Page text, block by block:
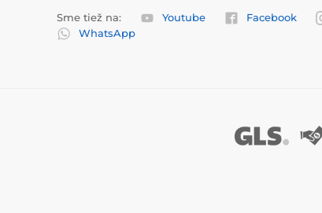
Sme tiež na: Youtube Facebook
WhatsApp